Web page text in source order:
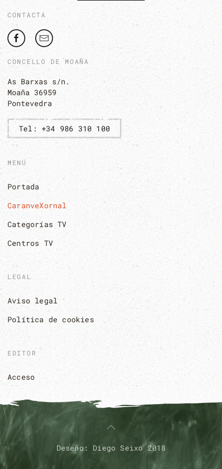
CONTACTA
CONCELLO DE MOAÑA
As Barxas s/n.
Moaña 36959
Pontevedra
Tel: +34 986 310 100
MENÚ
Portada
CaranveXornal
Categorías TV
Centros TV
LEGAL
Aviso legal
Política de cookies
EDITOR
Acceso
Deseño: Diego Seixo 2018